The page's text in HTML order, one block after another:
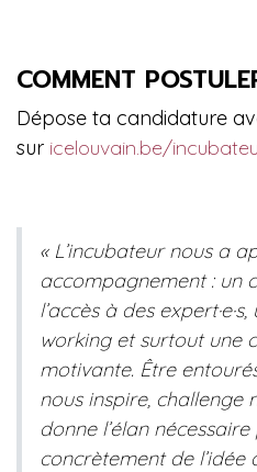
COMMENT
Dépose ta candidature
sur icelouvain.be/
« L’incubateur nous a
accompagnement : un
l’accès à des
working et surtout une
motivante. Être
nous inspire, challenge
donne l’élan
concrètement de l’idée